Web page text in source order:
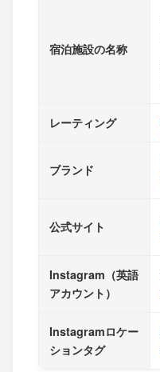
宿泊施設の名称
レーティング
ブランド
公式サイト
Instagram（英語
アカウント）
Instagramロケー
ションタグ